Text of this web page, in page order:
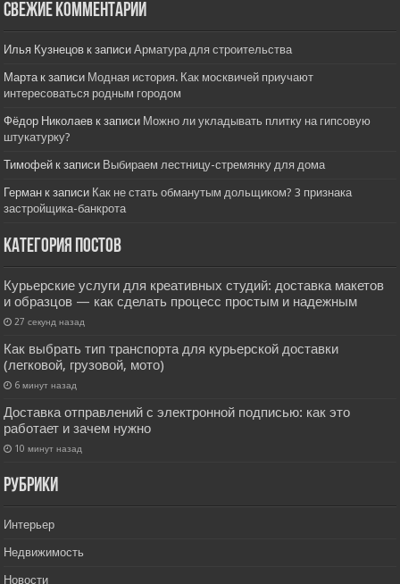
Свежие комментарии
Илья Кузнецов к записиАрматура для строительства
Мартак записи Модная история. Как москвичей приучают
интересоваться родным городом
Фёдор Николаев к записи Можно ли укладывать плитку на гипсовую
штукатурку?
Тимофей к записи Выбираем лестницу-стремянку для дома
Герман к записи Как не стать обманутым дольщиком? 3 признака
застройщика-банкрота
Категория постов
Курьерские услуги для креативных студий: доставка макетов
и образцов — как сделать процесс простым и надежным
27 секунд назад
Как выбрать тип транспорта для курьерской доставки
(легковой, грузовой, мото)
6 минут назад
Доставка отправлений с электронной подписью: как это
работает и зачем нужно
10 минут назад
РУбрики
Интерьер
Недвижимость
Новости